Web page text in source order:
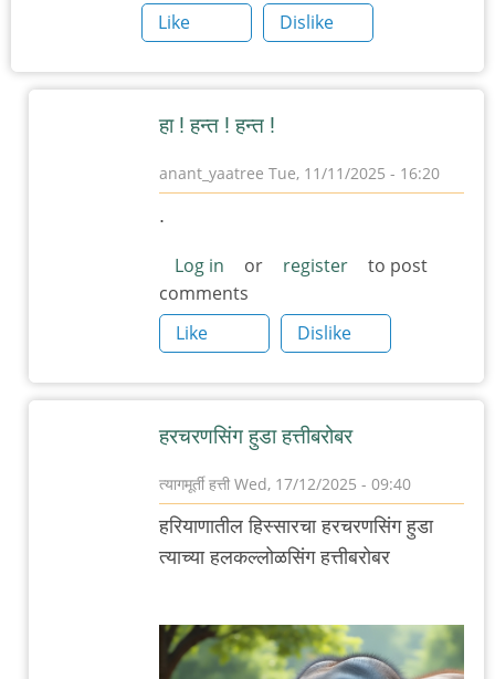
Like
Dislike
हा ! हन्त ! हन्त !
anant_yaatree Tue, 11/11/2025 - 16:20
In
हरचरणसिंग
हुडा
by
त्यागमूर्ती
.
Log in or register
to post
comments
Like
Dislike
हरचरणसिंग हुडा हत्तीबरोबर
त्यागमूर्ती हत्ती Wed, 17/12/2025 - 09:40
In
reply
हुडा
by
हरियाणातील हिस्सारचा हरचरणसिंग हुडा
त्याच्या हलकल्लोळसिंग हत्तीबरोबर